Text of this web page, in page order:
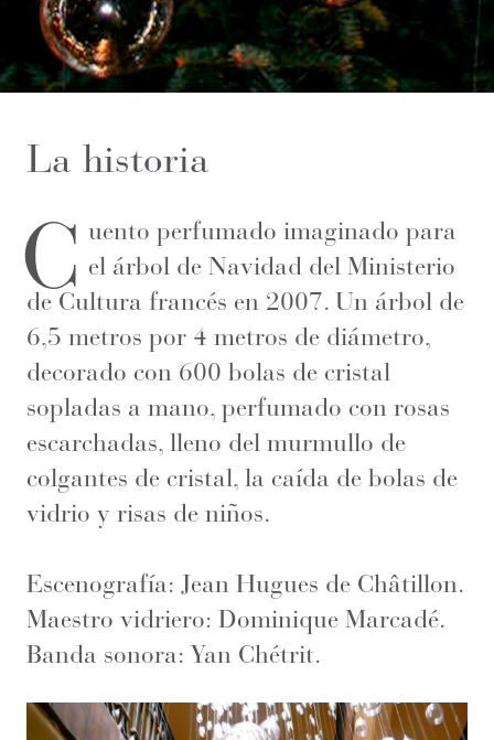
La historia
C uento perfumado imaginado para
el árbol de Navidad del Ministerio
de Cultura francés en 2007. Un árbol de
6,5 metros por 4 metros de diámetro,
decorado con 600 bolas de cristal
sopladas a mano, perfumado con rosas
escarchadas, lleno del murmullo de
colgantes de cristal, la caída de bolas de
vidrio y risas de niños.
Escenografía: Jean Hugues de Châtillon.
Maestro vidriero: Dominique Marcadé.
Banda sonora: Yan Chétrit.